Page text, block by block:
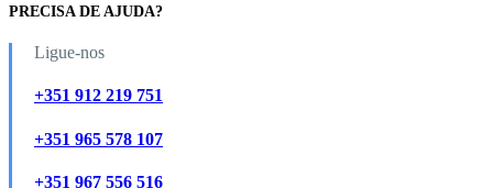
PRECISA DE AJUDA?
Ligue-nos
+351 912 219 751
+351 965 578 107
+351 967 556 516